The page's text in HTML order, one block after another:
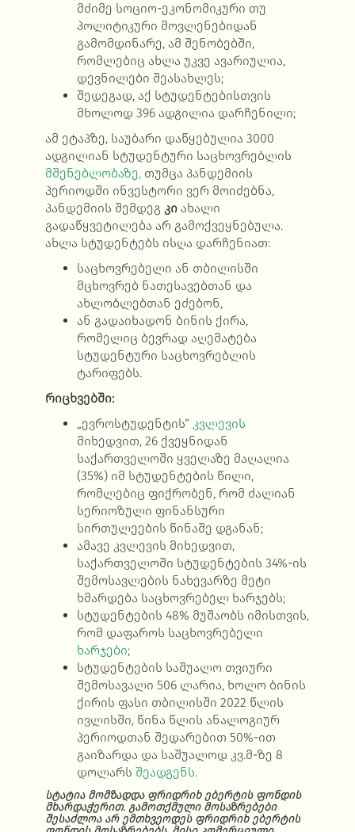
მძიმე სოციო-ეკონომიკური თუ
პოლიტიკური მოვლენებიდან
გამომდინარე, ამ შენობებში,
რომლებიც ახლა უკვე ავარიულია,
დევნილები შეასახლეს;
შედეგად, აქ სტუდენტებისთვის
მხოლოდ 396 ადგილია დარჩენილი;
ამ ეტაპზე, საუბარი დაწყებულია 3000
ადგილიან სტუდენტური საცხოვრებლის
მშენებლობაზე,თუმცა პანდემიის
პერიოდში ინვესტორი ვერ მოიძებნა,
პანდემიის შემდეგ კი ახალი
გადაწყვეტილება არ გამოქვეყნებულა.
ახლა სტუდენტებს ისღა დარჩენიათ:
საცხოვრებელი ან თბილისში
მცხოვრებ ნათესავებთან და
ახლობლებთან ეძებონ,
ან გადაიხადონ ბინის ქირა,
რომელიც ბევრად აღემატება
სტუდენტური საცხოვრებლის
ტარიფებს.
რიცხვებში:
„ევროსტუდენტის“ კვლევის
მიხედვით, 26 ქვეყნიდან
საქართველოში ყველაზე მაღალია
(35%) იმ სტუდენტების წილი,
რომლებიც ფიქრობენ, რომ ძალიან
სერიოზული ფინანსური
სირთულეების წინაშე დგანან;
ამავე კვლევის მიხედვით,
საქართველოში სტუდენტების 34%-ის
შემოსავლების ნახევარზე მეტი
ხმარდება საცხოვრებელ ხარჯებს;
სტუდენტების 48% მუშაობს იმისთვის,
რომ დაფაროს საცხოვრებელი
ხარჯები;
სტუდენტების საშუალო თვიური
შემოსავალი 506 ლარია, ხოლო ბინის
ქირის ფასი თბილისში 2022 წლის
ივლისში, წინა წლის ანალოგიურ
პერიოდთან შედარებით 50%-ით
გაიზარდა და საშუალოდ კვ.მ-ზე 8
დოლარს შეადგენს.
სტატია მომზადდა ფრიდრიხ ებერტის ფონდის
მხარდაჭერით. გამოთქმული მოსაზრებები
შესაძლოა არ ემთხვეოდეს ფრიდრიხ ებერტის